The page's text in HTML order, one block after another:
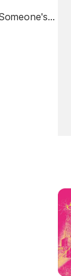
Someday, Somehow, Someone's Gotta Pay